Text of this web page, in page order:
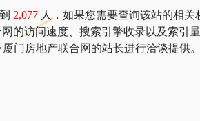
2,077 人，如果您需要查询该站的相关
的访问速度、搜索引擎收录以及索引
门房地产联合网的站长进行洽谈提供